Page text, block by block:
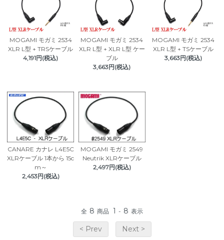
MOGAMI モガミ 2534
XLR L型 + TRSケーブル
4,191円(税込)
MOGAMI モガミ 2534
XLR L型 + XLR L型 ケー
ブル
3,663円(税込)
MOGAMI モガミ 2534
XLR L型 + TSケーブル
3,663円(税込)
CANARE カナレ L4E5C
XLRケーブル 1本から 15c
m～
2,453円(税込)
MOGAMI モガミ 2549
Neutrik XLRケーブル
2,497円(税込)
全 8 商品 1 - 8 表示
< Prev Next >